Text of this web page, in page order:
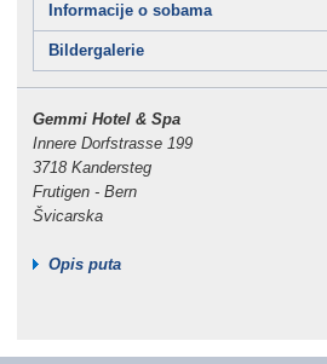
Informacije o sobama
Bildergalerie
Gemmi Hotel & Spa
Innere Dorfstrasse 199
3718 Kandersteg
Frutigen - Bern
Švicarska
Opis puta